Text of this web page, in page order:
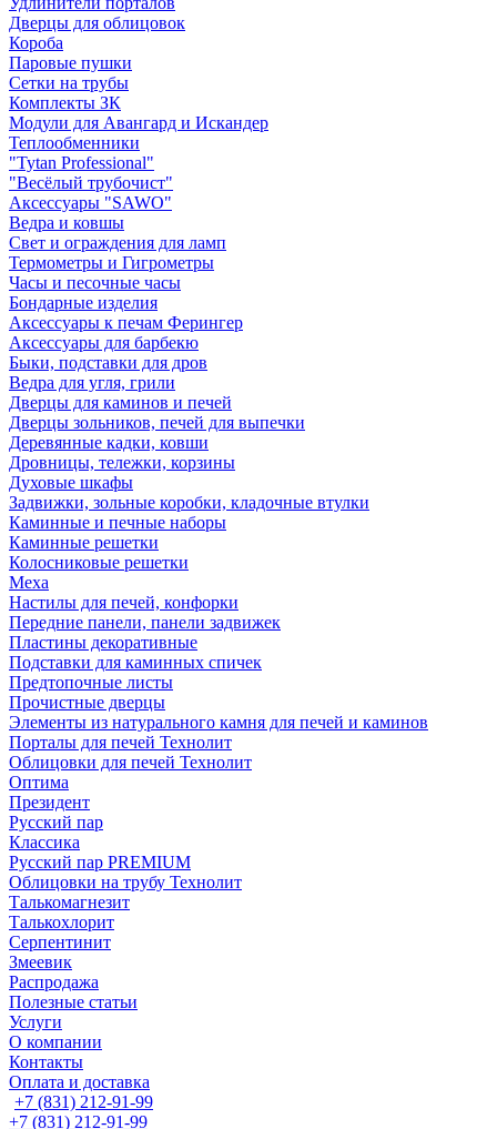
Дверцы для облицовок
Короба
Паровые пушки
Сетки на трубы
Комплекты ЗК
Модули для Авангард и Искандер
Теплообменники
"Tytan Professional"
"Весёлый трубочист"
Аксессуары "SAWO"
Ведра и ковшы
Свет и ограждения для ламп
Термометры и Гигрометры
Часы и песочные часы
Бондарные изделия
Аксессуары к печам Ферингер
Аксессуары для барбекю
Быки, подставки для дров
Ведра для угля, грили
Дверцы для каминов и печей
Дверцы зольников, печей для выпечки
Деревянные кадки, ковши
Дровницы, тележки, корзины
Духовые шкафы
Задвижки, зольные коробки, кладочные втулки
Каминные и печные наборы
Каминные решетки
Колосниковые решетки
Меха
Настилы для печей, конфорки
Передние панели, панели задвижек
Пластины декоративные
Подставки для каминных спичек
Предтопочные листы
Прочистные дверцы
Элементы из натурального камня для печей и каминов
Порталы для печей Технолит
Облицовки для печей Технолит
Оптима
Президент
Русский пар
Классика
Русский пар PREMIUM
Облицовки на трубу Технолит
Талькомагнезит
Талькохлорит
Серпентинит
Змеевик
Распродажа
Полезные статьи
Услуги
О компании
Контакты
Оплата и доставка
+7 (831) 212-91-99
+7 (831) 212-91-99